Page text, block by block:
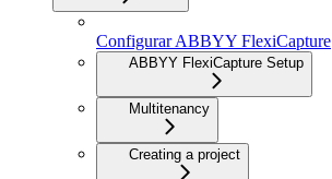
Configurar ABBYY FlexiCapture
ABBYY FlexiCapture Setup
Multitenancy
Creating a project